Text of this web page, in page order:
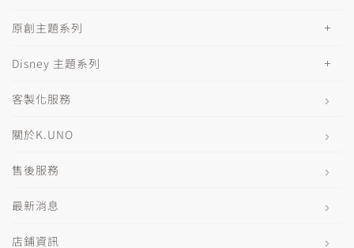
原創主題系列
Disney 主題系列
客製化服務
關於K.UNO
售後服務
最新消息
店鋪資訊